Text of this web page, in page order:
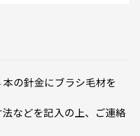
の針金にブラシ毛材を
などを記入の上、ご連絡